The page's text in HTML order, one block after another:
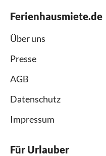
Ferienhausmiete.de
Über uns
Presse
AGB
Datenschutz
Impressum
Für Urlauber